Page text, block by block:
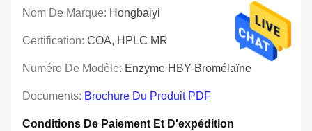
Nom De Marque: Hongbaiyi
Certification: COA, HPLC MR
Numéro De Modèle: Enzyme HBY-Bromélaïne
Documents: Brochure Du Produit PDF
Conditions De Paiement Et D'expédition